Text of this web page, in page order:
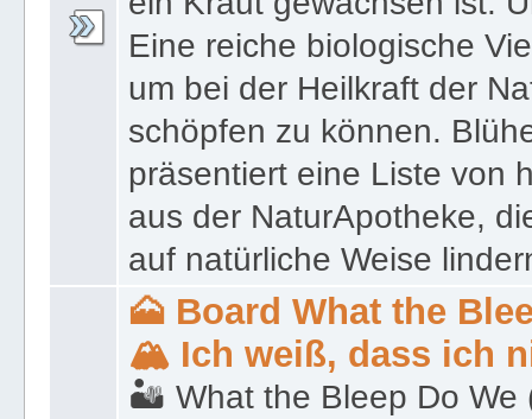
Eine reiche biologische
um bei der Heilkraft der
schöpfen zu können.
präsentiert eine Liste von
aus der NaturApotheke,
auf natürliche Weise
🗻 Board What the
🏔 Ich weiß, dass ich
🏜 What the Bleep Do We